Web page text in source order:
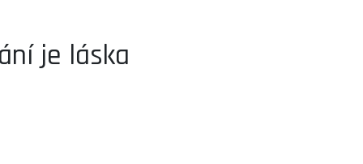
je láska